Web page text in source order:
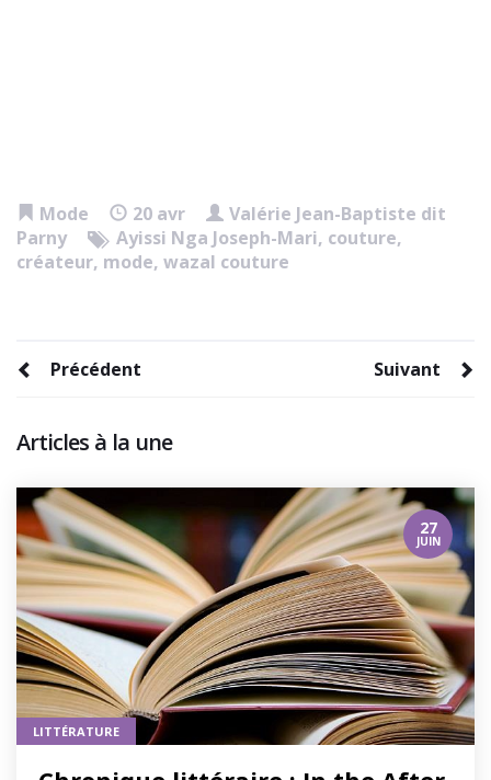
Mode 20 avr
Valérie Jean-Baptiste dit
Parny
Ayissi Nga Joseph-Mari, couture,
créateur, mode, wazal couture
Précédent Suivant
Articles à la une
27
JUIN
LITTÉRATURE